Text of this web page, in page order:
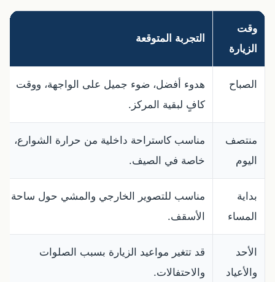
وقت
الزيارة
التجربة المتوقعة
الصباح
هدوء أفضل، ضوء جميل على الواجهة، ووقت
كافٍ لبقية المركز.
منتصف
اليوم
مناسب كاستراحة داخلية من حرارة الشوارع،
خاصة في الصيف.
بداية
المساء
مناسب للتصوير الخارجي والمشي حول ساحة
الأسقف.
الأحد
والأعياد
قد تتغير مواعيد الزيارة بسبب الصلوات
والاحتفالات.